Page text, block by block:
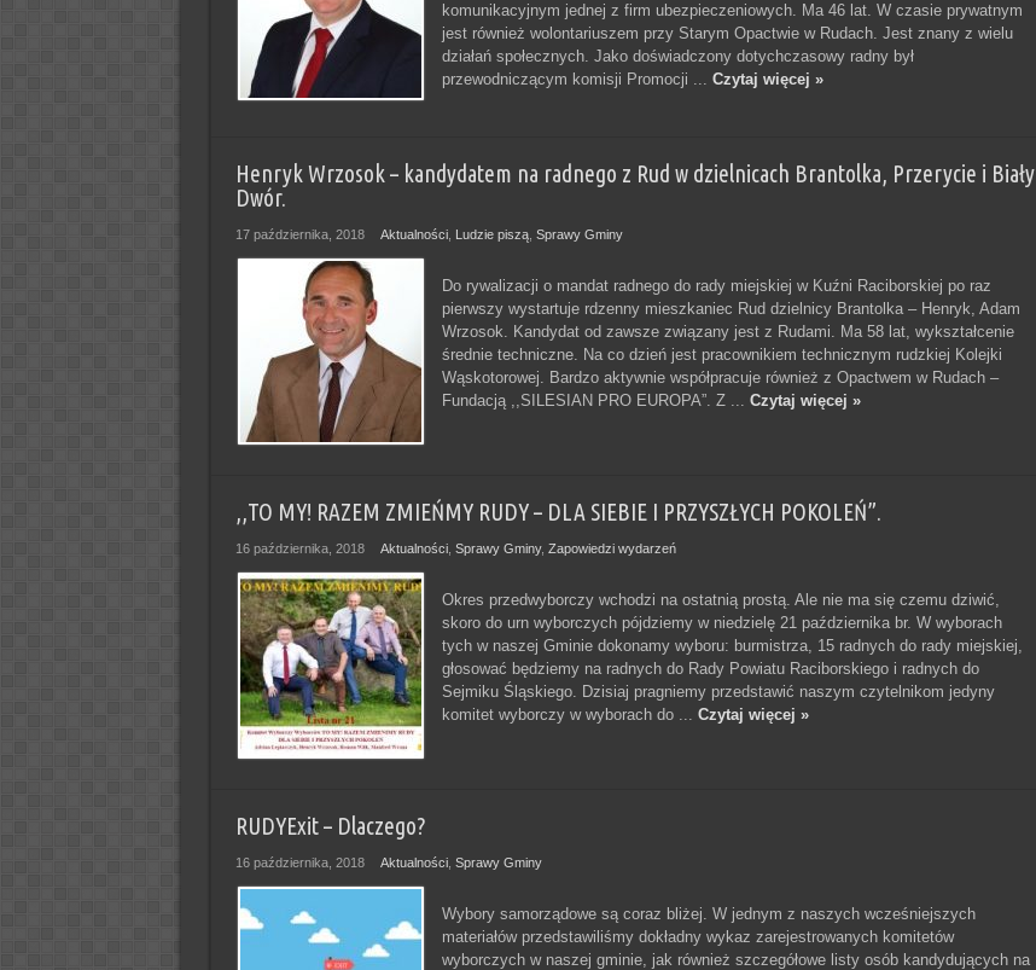
komunikacyjnym jednej z firm ubezpieczeniowych. Ma 46 lat. W czasie prywatnym
jest również wolontariuszem przy Starym Opactwie w Rudach. Jest znany z wielu
działań społecznych. Jako doświadczony dotychczasowy radny był
przewodniczącym komisji Promocji ... Czytaj więcej »
Henryk Wrzosok – kandydatem na radnego z Rud w dzielnicach Brantolka, Przerycie i Biały
Dwór.
17 października, 2018 Aktualności, Ludzie piszą, Sprawy Gminy
Do rywalizacji o mandat radnego do rady miejskiej w Kuźni Raciborskiej po raz
pierwszy wystartuje rdzenny mieszkaniec Rud dzielnicy Brantolka – Henryk, Adam
Wrzosok. Kandydat od zawsze związany jest z Rudami. Ma 58 lat, wykształcenie
średnie techniczne. Na co dzień jest pracownikiem technicznym rudzkiej Kolejki
Wąskotorowej. Bardzo aktywnie współpracuje również z Opactwem w Rudach –
Fundacją ,,SILESIAN PRO EUROPA”. Z ... Czytaj więcej »
,,TO MY! RAZEM ZMIEŃMY RUDY – DLA SIEBIE I PRZYSZŁYCH POKOLEŃ”.
16 października, 2018 Aktualności, Sprawy Gminy, Zapowiedzi wydarzeń
Okres przedwyborczy wchodzi na ostatnią prostą. Ale nie ma się czemu dziwić,
skoro do urn wyborczych pójdziemy w niedzielę 21 października br. W wyborach
tych w naszej Gminie dokonamy wyboru: burmistrza, 15 radnych do rady miejskiej,
głosować będziemy na radnych do Rady Powiatu Raciborskiego i radnych do
Sejmiku Śląskiego. Dzisiaj pragniemy przedstawić naszym czytelnikom jedyny
komitet wyborczy w wyborach do ... Czytaj więcej »
RUDYExit – Dlaczego?
16 października, 2018 Aktualności, Sprawy Gminy
Wybory samorządowe są coraz bliżej. W jednym z naszych wcześniejszych
materiałów przedstawiliśmy dokładny wykaz zarejestrowanych komitetów
wyborczych w naszej gminie, jak również szczegółowe listy osób kandydujących na